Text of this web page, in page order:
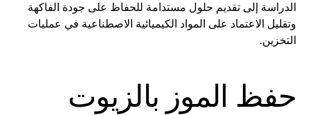
الدراسة إلى تقديم حلول مستدامة للحفاظ على جودة الفاكهة
وتقليل الاعتماد على المواد الكيميائية الاصطناعية في عمليات
التخزين.
حفظ الموز بالزيوت